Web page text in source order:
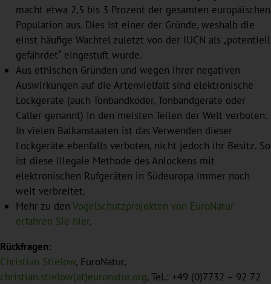
macht etwa 2,5 bis 3 Prozent der gesamten europäischen
Population aus. Dies ist einer der Gründe, weshalb die
einst häufige Wachtel zuletzt von der IUCN als „potentiell
gefährdet“ eingestuft wurde.
Aus ethischen Gründen und wegen ihrer negativen
Auswirkungen auf die Artenvielfalt sind elektronische
Lockgeräte (auch Tonbandköder, Tonbandgeräte oder
Caller genannt) in den meisten Teilen der Welt verboten.
In vielen Balkanstaaten ist das Verwenden dieser
Lockgeräte ebenfalls verboten, nicht jedoch ihr Besitz. So
ist diese illegale Methode des Anlockens mit
elektronischen Rufgeräten in Südeuropa immer noch
weit verbreitet.
Mehr zu den Vogelschutzprojekten von EuroNatur
erfahren Sie hier.
Rückfragen:
Christian Stielow, EuroNatur,
christian.stielow(at)euronatur.org, Tel.: +49 (0)7732 – 92 72